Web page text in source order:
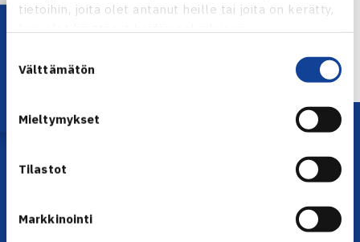
tietoihin, joita olet antanut heille tai joita on kerätty,
valinta
Välttämätön
Mieltymykset
Tilastot
Markkinointi
Lataa OmaTennis!